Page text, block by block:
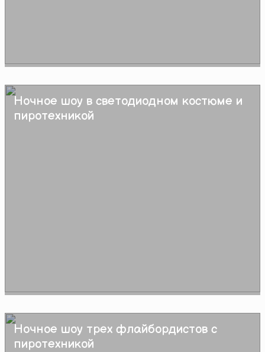
Подробнее
Ночное шоу в светодиодном костюме и
пиротехникой
Подробнее
Ночное шоу трех флайбордистов с
пиротехникой